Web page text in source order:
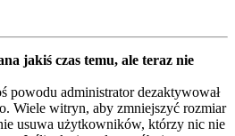
jakiś czas temu, ale teraz nie
powodu administrator dezaktywował
Wiele witryn, aby zmniejszyć rozmiar
usuwa użytkowników, którzy nic nie